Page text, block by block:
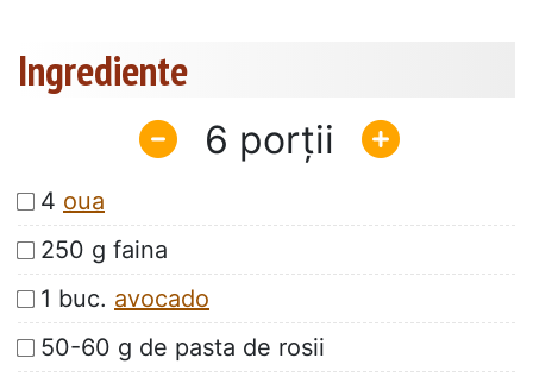
Ingrediente
6
4 oua
250 g faina
1 buc. avocado
50-60 g de pasta de rosii